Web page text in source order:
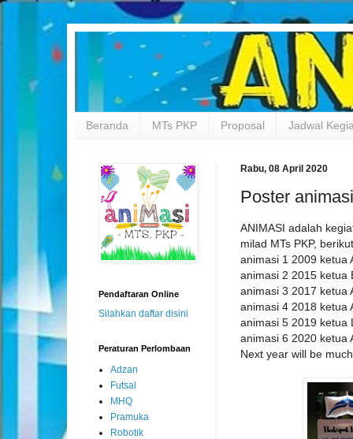
Beranda MTs PKP Proposal Jadwal
Rabu, 08 April 2020
Poster
ANIMASI adalah
milad MTs PKP,
animasi 1 2009 ketua
animasi 2 2015 ketua
animasi 3 2017 ketua
animasi 4 2018 ketua
animasi 5 2019 ketua
animasi 6 2020 ketua
Next year will be
Pendaftaran Online
Silahkan daftar disini
Peraturan Perlombaan
Adzan
Futsal
MHQ
Pramuka
Robotik